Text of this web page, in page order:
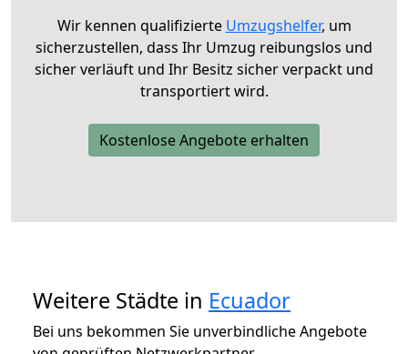
Wir kennen qualifizierte Umzugshelfer, um
sicherzustellen, dass Ihr Umzug reibungslos und
sicher verläuft und Ihr Besitz sicher verpackt und
transportiert wird.
Kostenlose Angebote erhalten
Weitere Städte in Ecuador
Bei uns bekommen Sie unverbindliche Angebote